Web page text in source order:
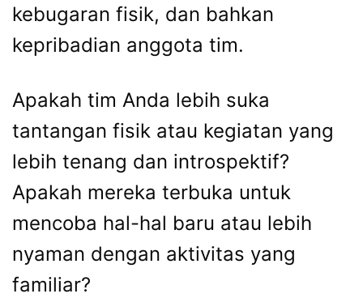
kebugaran fisik, dan bahkan
kepribadian anggota tim.
Apakah tim Anda lebih suka
tantangan fisik atau kegiatan yang
lebih tenang dan introspektif?
Apakah mereka terbuka untuk
mencoba hal-hal baru atau lebih
nyaman dengan aktivitas yang
familiar?